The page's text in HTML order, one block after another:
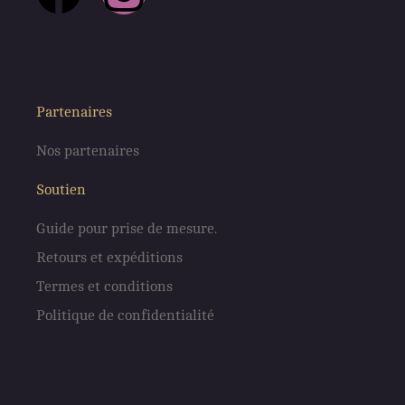
e
b
o
o
k
a
g
r
a
Partenaires
Nos partenaires
Soutien
Guide pour prise de mesure.
Retours et expéditions
Termes et conditions
Politique de confidentialité